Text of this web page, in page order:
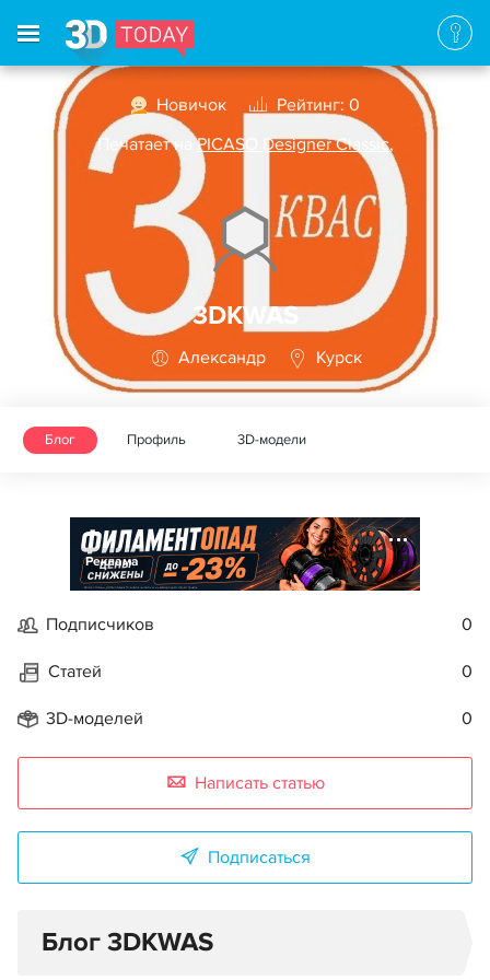
Новичок
Рейтинг: 0
Печатает наPICASO Designer Classic,
3DKWAS
Александр Курск
Блог Профиль 3D-модели
Реклама
Подписчиков 0
Статей 0
3D-моделей 0
Написать статью
Подписаться
Блог 3DKWAS